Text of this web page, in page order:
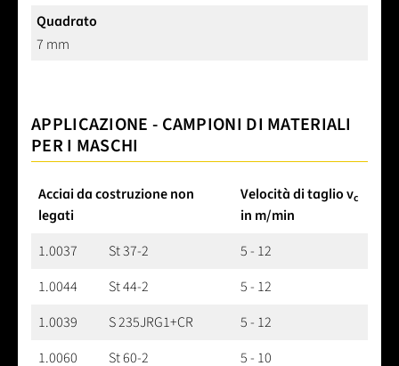
Quadrato
7 mm
APPLICAZIONE - CAMPIONI DI MATERIALI
PER I MASCHI
Acciai da costruzione non
legati
Velocità di taglio vc
in m/min
1.0037
St 37-2
5 - 12
1.0044
St 44-2
5 - 12
1.0039
S 235JRG1+CR
5 - 12
1.0060
St 60-2 5 - 10